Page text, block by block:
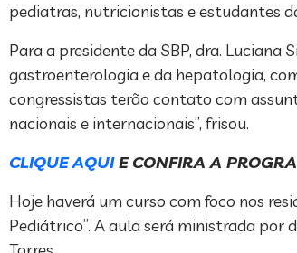
pediatras, nutricionistas e estudantes
Para a presidente da SBP, dra.
gastroenterologia e da hepatologia,
congressistas terão contato com
nacionais e internacionais”, frisou.
CLIQUE AQUIE CONFIRA A
Hoje haverá um curso com foco nos
Pediátrico”. A aula será ministrada por